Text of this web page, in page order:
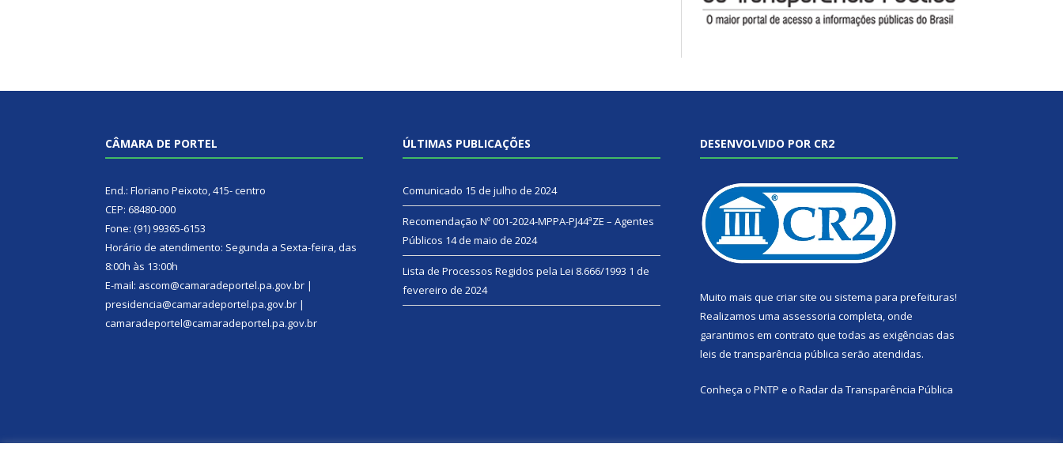
CÂMARA DE PORTEL
End.: Floriano Peixoto, 415- centro
CEP: 68480-000
Fone: (91) 99365-6153
Horário de atendimento: Segunda a Sexta-feira, das
8:00h às 13:00h
E-mail: ascom@camaradeportel.pa.gov.br |
presidencia@camaradeportel.pa.gov.br |
camaradeportel@camaradeportel.pa.gov.br
ÚLTIMAS PUBLICAÇÕES
Comunicado 15 de julho de 2024
Recomendação Nº 001-2024-MPPA-PJ44ªZE – Agentes
Públicos 14 de maio de 2024
Lista de Processos Regidos pela Lei 8.666/1993 1 de
fevereiro de 2024
DESENVOLVIDO POR CR2
Muito mais que criar site ou sistema para prefeituras!
Realizamos uma assessoria completa, onde
garantimos em contrato que todas as exigências das
leis de transparência pública serão atendidas.
Conheça o PNTP e o Radar da Transparência Pública